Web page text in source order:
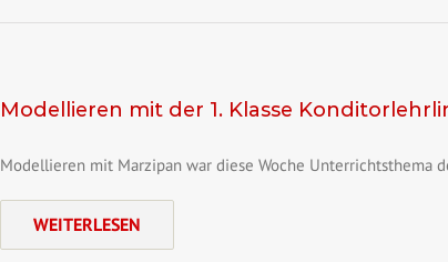
Modellieren mit der 1. Klasse
Modellieren mit Marzipan war diese Woche Unterrichtsthema
WEITERLESEN